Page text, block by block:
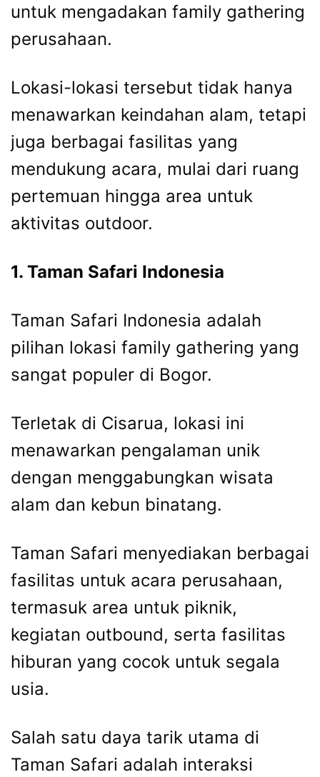
untuk mengadakan family gathering
perusahaan.
Lokasi-lokasi tersebut tidak hanya
menawarkan keindahan alam, tetapi
juga berbagai fasilitas yang
mendukung acara, mulai dari ruang
pertemuan hingga area untuk
aktivitas outdoor.
1. Taman Safari Indonesia
Taman Safari Indonesia adalah
pilihan lokasi family gathering yang
sangat populer di Bogor.
Terletak di Cisarua, lokasi ini
menawarkan pengalaman unik
dengan menggabungkan wisata
alam dan kebun binatang.
Taman Safari menyediakan berbagai
fasilitas untuk acara perusahaan,
termasuk area untuk piknik,
kegiatan outbound, serta fasilitas
hiburan yang cocok untuk segala
usia.
Salah satu daya tarik utama di
Taman Safari adalah interaksi